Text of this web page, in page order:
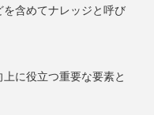
含めてナレッジと呼び
に役立つ重要な要素と